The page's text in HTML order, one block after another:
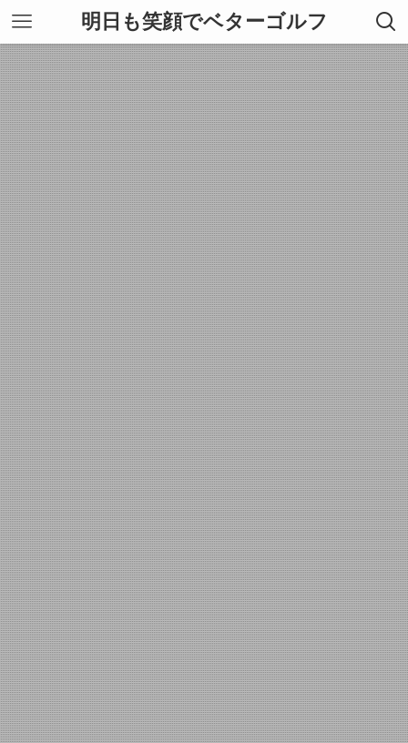
明日も笑顔でベターゴルフ